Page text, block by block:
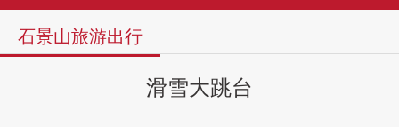
石景山旅游出行
滑雪大跳台